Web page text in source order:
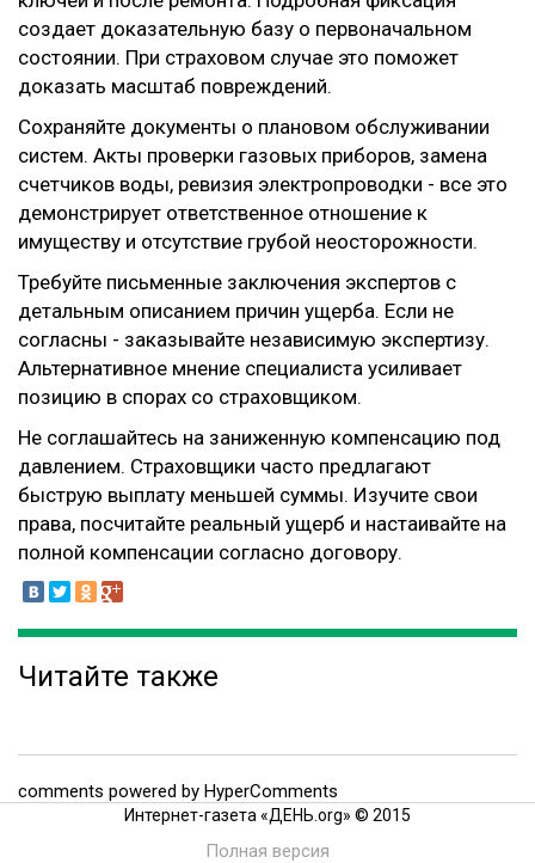
создает доказательную базу о первоначальном
состоянии. При страховом случае это поможет
доказать масштаб повреждений.
Сохраняйте документы о плановом обслуживании
систем. Акты проверки газовых приборов, замена
счетчиков воды, ревизия электропроводки - все это
демонстрирует ответственное отношение к
имуществу и отсутствие грубой неосторожности.
Требуйте письменные заключения экспертов с
детальным описанием причин ущерба. Если не
согласны - заказывайте независимую экспертизу.
Альтернативное мнение специалиста усиливает
позицию в спорах со страховщиком.
Не соглашайтесь на заниженную компенсацию под
давлением. Страховщики часто предлагают
быструю выплату меньшей суммы. Изучите свои
права, посчитайте реальный ущерб и настаивайте на
полной компенсации согласно договору.
Читайте также
comments powered by HyperComments
Интернет-газета «ДЕНЬ.org» © 2015
Полная версия